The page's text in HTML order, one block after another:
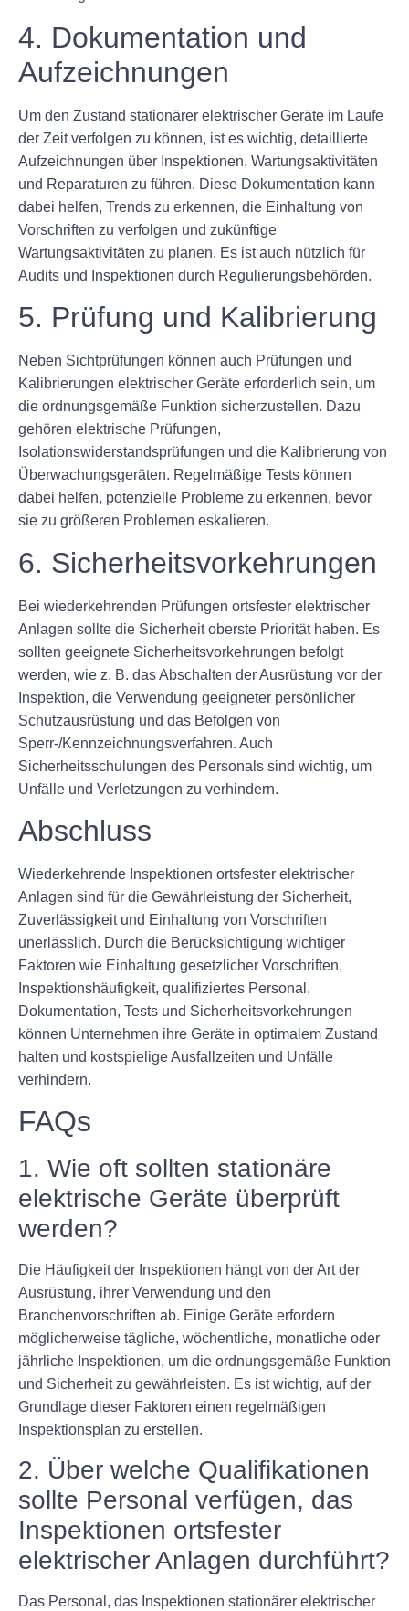
4. Dokumentation und
Aufzeichnungen
Um den Zustand stationärer elektrischer Geräte im Laufe
der Zeit verfolgen zu können, ist es wichtig, detaillierte
Aufzeichnungen über Inspektionen, Wartungsaktivitäten
und Reparaturen zu führen. Diese Dokumentation kann
dabei helfen, Trends zu erkennen, die Einhaltung von
Vorschriften zu verfolgen und zukünftige
Wartungsaktivitäten zu planen. Es ist auch nützlich für
Audits und Inspektionen durch Regulierungsbehörden.
5. Prüfung und Kalibrierung
Neben Sichtprüfungen können auch Prüfungen und
Kalibrierungen elektrischer Geräte erforderlich sein, um
die ordnungsgemäße Funktion sicherzustellen. Dazu
gehören elektrische Prüfungen,
Isolationswiderstandsprüfungen und die Kalibrierung von
Überwachungsgeräten. Regelmäßige Tests können
dabei helfen, potenzielle Probleme zu erkennen, bevor
sie zu größeren Problemen eskalieren.
6. Sicherheitsvorkehrungen
Bei wiederkehrenden Prüfungen ortsfester elektrischer
Anlagen sollte die Sicherheit oberste Priorität haben. Es
sollten geeignete Sicherheitsvorkehrungen befolgt
werden, wie z. B. das Abschalten der Ausrüstung vor der
Inspektion, die Verwendung geeigneter persönlicher
Schutzausrüstung und das Befolgen von
Sperr-/Kennzeichnungsverfahren. Auch
Sicherheitsschulungen des Personals sind wichtig, um
Unfälle und Verletzungen zu verhindern.
Abschluss
Wiederkehrende Inspektionen ortsfester elektrischer
Anlagen sind für die Gewährleistung der Sicherheit,
Zuverlässigkeit und Einhaltung von Vorschriften
unerlässlich. Durch die Berücksichtigung wichtiger
Faktoren wie Einhaltung gesetzlicher Vorschriften,
Inspektionshäufigkeit, qualifiziertes Personal,
Dokumentation, Tests und Sicherheitsvorkehrungen
können Unternehmen ihre Geräte in optimalem Zustand
halten und kostspielige Ausfallzeiten und Unfälle
verhindern.
FAQs
1. Wie oft sollten stationäre
elektrische Geräte überprüft
werden?
Die Häufigkeit der Inspektionen hängt von der Art der
Ausrüstung, ihrer Verwendung und den
Branchenvorschriften ab. Einige Geräte erfordern
möglicherweise tägliche, wöchentliche, monatliche oder
jährliche Inspektionen, um die ordnungsgemäße Funktion
und Sicherheit zu gewährleisten. Es ist wichtig, auf der
Grundlage dieser Faktoren einen regelmäßigen
Inspektionsplan zu erstellen.
2. Über welche Qualifikationen
sollte Personal verfügen, das
Inspektionen ortsfester
elektrischer Anlagen durchführt?
Das Personal, das Inspektionen stationärer elektrischer